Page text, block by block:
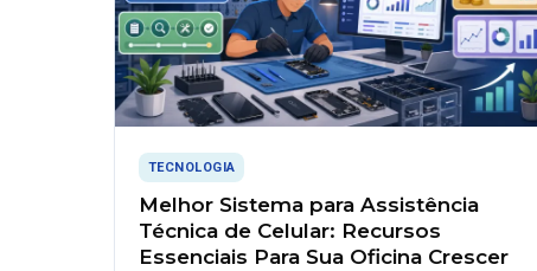
TECNOLOGIA
Melhor Sistema para Assistência
Técnica de Celular: Recursos
Essenciais Para Sua Oficina Crescer